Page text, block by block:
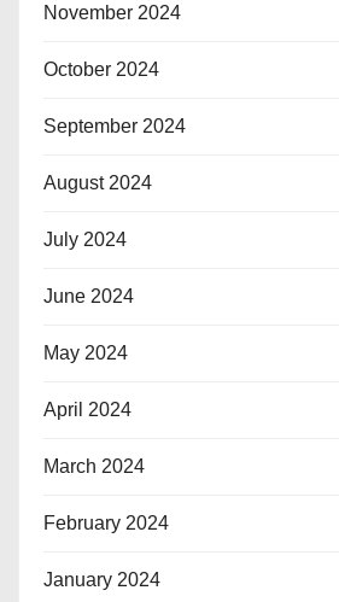
November 2024
October 2024
September 2024
August 2024
July 2024
June 2024
May 2024
April 2024
March 2024
February 2024
January 2024